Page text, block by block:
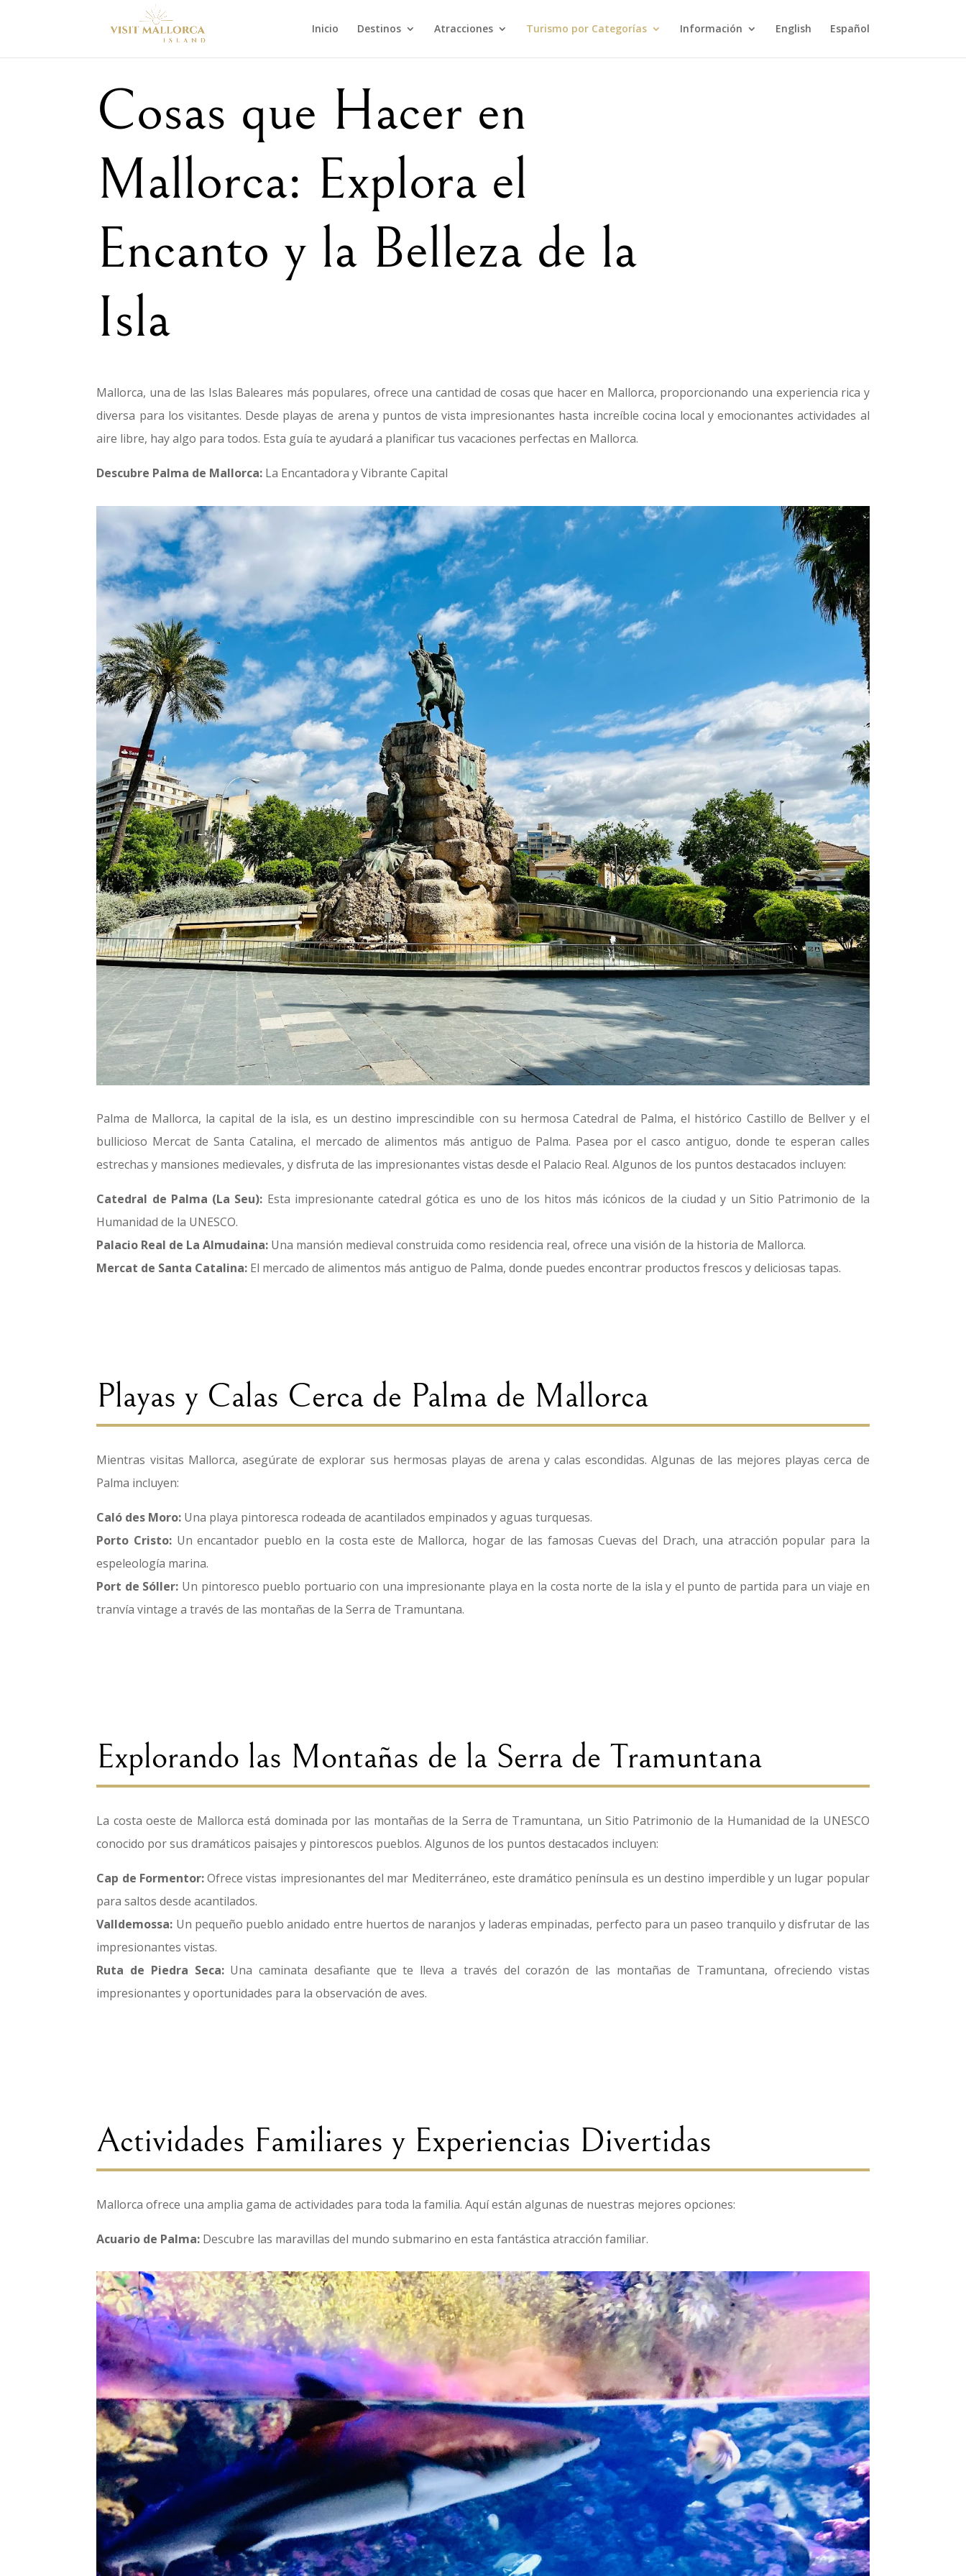
Inicio Destinos Atracciones Turismo por Categorías Información English Español
Cosas que Hacer en
Mallorca: Explora el
Encanto y la Belleza de la
Isla
Mallorca, una de las Islas Baleares más populares, ofrece una cantidad de cosas que hacer en Mallorca, proporcionando una experiencia rica y
diversa para los visitantes. Desde playas de arena y puntos de vista impresionantes hasta increíble cocina local y emocionantes actividades al
aire libre, hay algo para todos. Esta guía te ayudará a planificar tus vacaciones perfectas en Mallorca.
Descubre Palma de Mallorca: La Encantadora y Vibrante Capital
Palma de Mallorca, la capital de la isla, es un destino imprescindible con su hermosa Catedral de Palma, el histórico Castillo de Bellver y el
bullicioso Mercat de Santa Catalina, el mercado de alimentos más antiguo de Palma. Pasea por el casco antiguo, donde te esperan calles
estrechas y mansiones medievales, y disfruta de las impresionantes vistas desde el Palacio Real. Algunos de los puntos destacados incluyen:
Catedral de Palma (La Seu): Esta impresionante catedral gótica es uno de los hitos más icónicos de la ciudad y un Sitio Patrimonio de la
Humanidad de la UNESCO.
Palacio Real de La Almudaina: Una mansión medieval construida como residencia real, ofrece una visión de la historia de Mallorca.
Mercat de Santa Catalina: El mercado de alimentos más antiguo de Palma, donde puedes encontrar productos frescos y deliciosas tapas.
Playas y Calas Cerca de Palma de Mallorca
Mientras visitas Mallorca, asegúrate de explorar sus hermosas playas de arena y calas escondidas. Algunas de las mejores playas cerca de
Palma incluyen:
Caló des Moro: Una playa pintoresca rodeada de acantilados empinados y aguas turquesas.
Porto Cristo: Un encantador pueblo en la costa este de Mallorca, hogar de las famosas Cuevas del Drach, una atracción popular para la
espeleología marina.
Port de Sóller: Un pintoresco pueblo portuario con una impresionante playa en la costa norte de la isla y el punto de partida para un viaje en
tranvía vintage a través de las montañas de la Serra de Tramuntana.
Explorando las Montañas de la Serra de Tramuntana
La costa oeste de Mallorca está dominada por las montañas de la Serra de Tramuntana, un Sitio Patrimonio de la Humanidad de la UNESCO
conocido por sus dramáticos paisajes y pintorescos pueblos. Algunos de los puntos destacados incluyen:
Cap de Formentor:Ofrece vistas impresionantes del mar Mediterráneo, este dramático península es un destino imperdible y un lugar popular
para saltos desde acantilados.
Valldemossa: Un pequeño pueblo anidado entre huertos de naranjos y laderas empinadas, perfecto para un paseo tranquilo y disfrutar de las
impresionantes vistas.
Ruta de Piedra Seca:Una caminata desafiante que te lleva a través del corazón de las montañas de Tramuntana, ofreciendo vistas
impresionantes y oportunidades para la observación de aves.
Actividades Familiares y Experiencias Divertidas
Mallorca ofrece una amplia gama de actividades para toda la familia. Aquí están algunas de nuestras mejores opciones:
Acuario de Palma: Descubre las maravillas del mundo submarino en esta fantástica atracción familiar.